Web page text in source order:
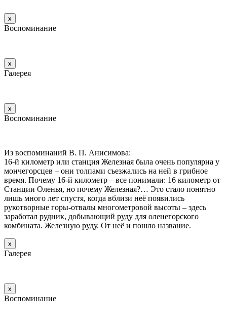
х
Воспоминание
х
Галерея
х
Воспоминание
Из воспоминаний В. П. Анисимова:
16-й километр или станция Железная была очень популярна у
мончегорсцев – они толпами съезжались на ней в грибное
время. Почему 16-й километр – все понимали: 16 километр от
Станции Оленья, но почему Железная?… Это стало понятно
лишь много лет спустя, когда вблизи неё появились
рукотворные горы-отвалы многометровой высоты – здесь
заработал рудник, добывающий руду для оленегорского
комбината. Железную руду. От неё и пошло название.
х
Галерея
х
Воспоминание